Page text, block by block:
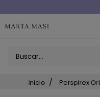
Inicio Perspirex